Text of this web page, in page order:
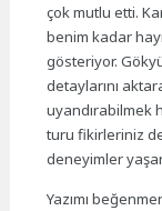
çok mutlu etti.
benim kadar
gösteriyor.
detaylarını
uyandırabilmek
turu fikirleriniz
deneyimler
Yazımı